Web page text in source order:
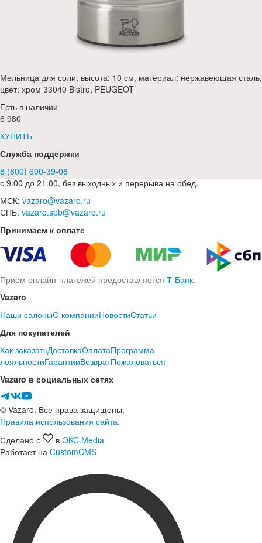
Мельница для соли, высота: 10 см, материал: нержавеющая сталь,
цвет: хром 33040 Bistro, PEUGEOT
Есть в наличии
6 980
КУПИТЬ
Служба поддержки
8 (800) 600-39-08
с 9:00 до 21:00, без выходных и перерыва на обед.
МСК: vazaro@vazaro.ru
СПБ: vazaro.spb@vazaro.ru
Принимаем к оплате
Прием онлайн-платежей предоставляется Т-Банк.
Vazaro
Наши салоныО компанииНовостиСтатьи
Для покупателей
Как заказатьДоставкаОплатаПрограмма
лояльностиГарантииВозвратПожаловаться
Vazaro в социальных сетях
© Vazaro. Все права защищены.
Правила использования сайта.
Сделано с
в OKC.Media
Работает на CustomCMS